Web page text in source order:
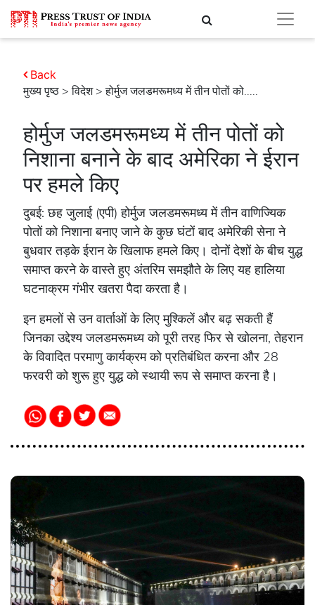
मुख्य पृष्ठ >विदेश> होर्मुज जलडमरूमध्य में तीन पोतों को.....
Back
होर्मुज जलडमरूमध्य में तीन पोतों को
निशाना बनाने के बाद अमेरिका ने ईरान
पर हमले किए
दुबई: छह जुलाई (एपी) होर्मुज जलडमरूमध्य में तीन वाणिज्यिक
पोतों को निशाना बनाए जाने के कुछ घंटों बाद अमेरिकी सेना ने
बुधवार तड़के ईरान के खिलाफ हमले किए। दोनों देशों के बीच युद्ध
समाप्त करने के वास्ते हुए अंतरिम समझौते के लिए यह हालिया
घटनाक्रम गंभीर खतरा पैदा करता है।
इन हमलों से उन वार्ताओं के लिए मुश्किलें और बढ़ सकती हैं
जिनका उद्देश्य जलडमरूमध्य को पूरी तरह फिर से खोलना, तेहरान
के विवादित परमाणु कार्यक्रम को प्रतिबंधित करना और 28
फरवरी को शुरू हुए युद्ध को स्थायी रूप से समाप्त करना है।